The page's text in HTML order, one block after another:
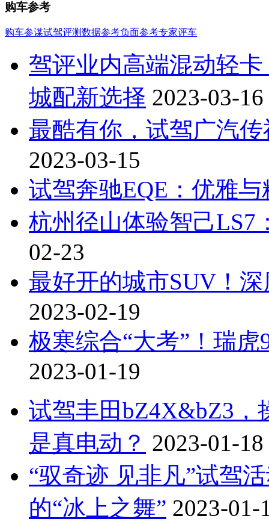
购车参考
购车参谋试驾评测数据参考负面参考专家评车
驾评业内高端混动轻
城配新选择 2023-03-16
最酷有你，试驾广汽
2023-03-15
试驾奔驰EQE：优雅
杭州径山体验智己LS7
02-23
最好开的城市SUV！
2023-02-19
极寒综合“大考”！瑞
2023-01-19
试驾丰田bZ4X&bZ3，
是真电动？ 2023-01-18
“驭奇迹 见非凡”试驾
的“冰上之舞” 2023-01-